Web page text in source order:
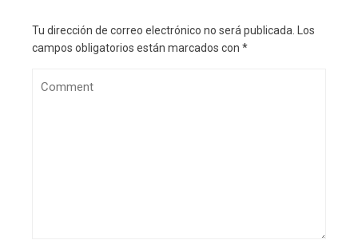
Tu dirección de correo electrónico no será publicada.
Los
campos obligatorios están marcados con *